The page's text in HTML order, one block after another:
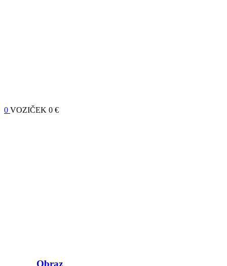
0 VOZIČEK 0 €
Obraz